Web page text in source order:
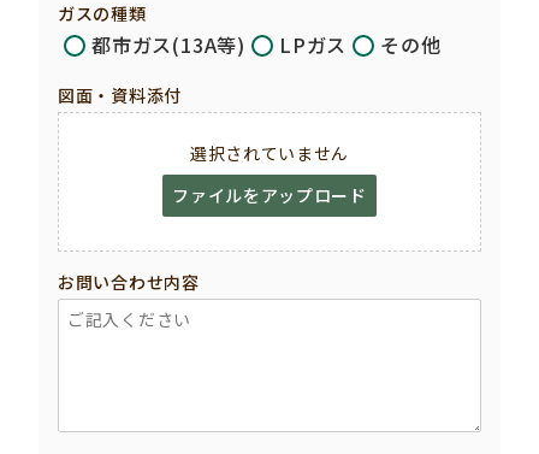
ガスの種類
都市ガス(13A等) LPガス その他
図面・資料添付
選択されていません
ファイルをアップロード
お問い合わせ内容